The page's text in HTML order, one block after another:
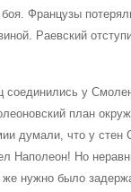
Французы
Раевский
у
план
думали, что у стен
Наполеон! Но
нужно было